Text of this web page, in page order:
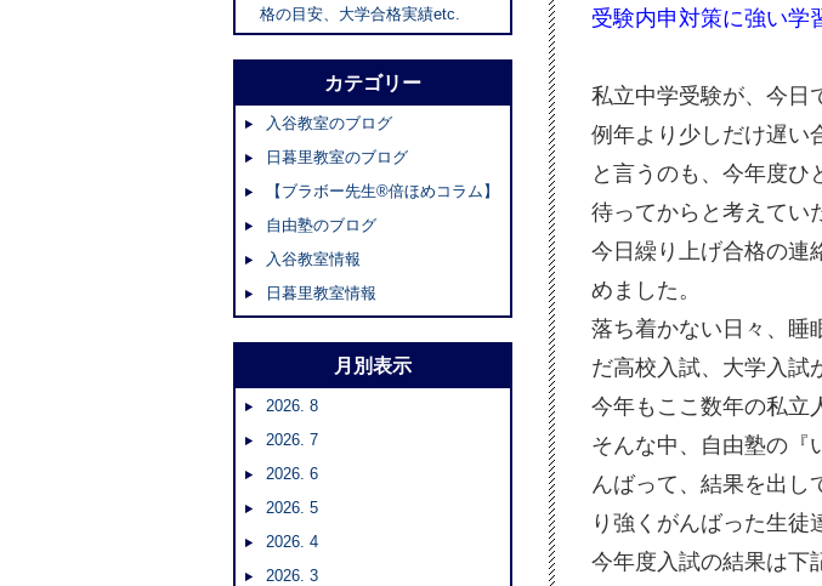
受験内申対策に強い学
私立中学受験が、今日
例年より少しだけ遅い
と言うのも、今年度ひ
待ってからと考えてい
今日繰り上げ合格の連
めました。
落ち着かない日々、睡
だ高校入試、大学入試
今年もここ数年の私立
そんな中、自由塾の『
んばって、結果を出し
り強くがんばった生徒
今年度入試の結果は下
格の目安、大学合格実績etc.
カテゴリー
入谷教室のブログ
日暮里教室のブログ
【ブラボー先生®倍ほめコラム】
自由塾のブログ
入谷教室情報
日暮里教室情報
月別表示
2026. 8
2026. 7
2026. 6
2026. 5
2026. 4
2026. 3